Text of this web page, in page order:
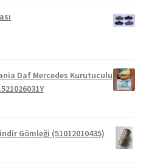
Daf Mercedes Kurutuculu
Gömleği (51012010435)